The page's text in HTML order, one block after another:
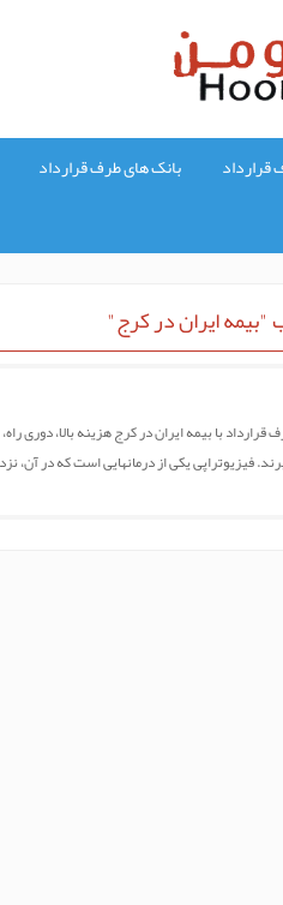
قرارداد بانک های طرف قرارداد
ایران در کرج"
قرارداد با بیمه ایران در کرج هزینه بالا،
فیزیوتراپی یکی از درمانهایی است که در